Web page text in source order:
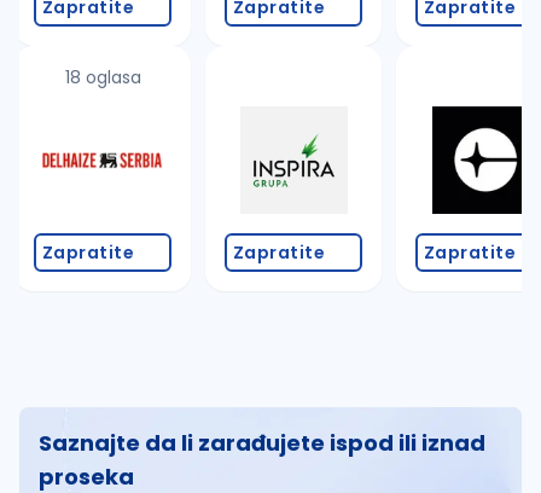
Zapratite
18 oglasa
Zapratite
Zapratite
Zapratite
Zapratite
Zapratite
Saznajte da li zarađujete ispod ili iznad
proseka